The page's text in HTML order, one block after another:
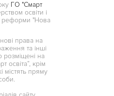
ГО "Смарт
освіти і
реформи "Нова
права на
та інші
розміщені на
освіта”, крім
містять пряму